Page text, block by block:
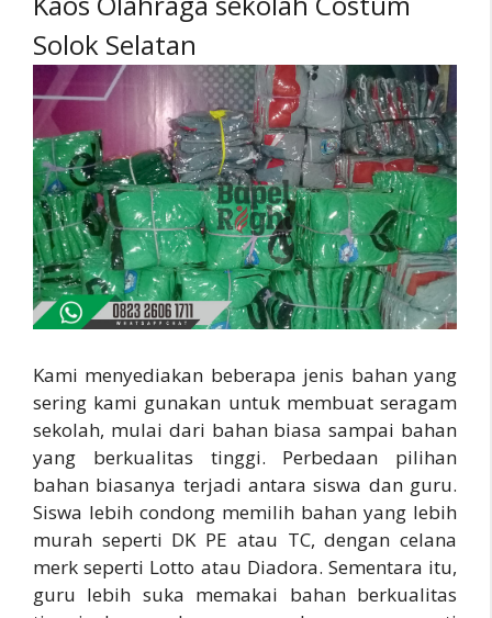
Solok Selatan
Kami menyediakan beberapa jenis bahan yang
sering kami gunakan untuk membuat seragam
sekolah, mulai dari bahan biasa sampai bahan
yang berkualitas tinggi. Perbedaan pilihan
bahan biasanya terjadi antara siswa dan guru.
Siswa lebih condong memilih bahan yang lebih
murah seperti DK PE atau TC, dengan celana
merk seperti Lotto atau Diadora. Sementara itu,
guru lebih suka memakai bahan berkualitas